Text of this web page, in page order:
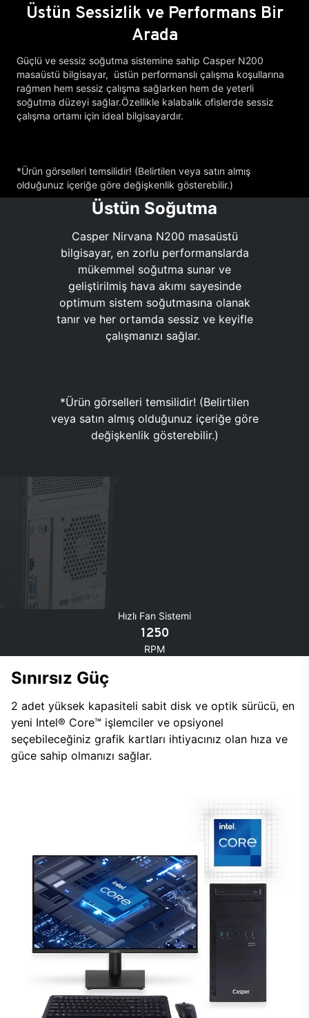
Üstün Sessizlik ve Performans Bir
Arada
Güçlü ve sessiz soğutma sistemine sahip Casper N200
masaüstü bilgisayar, üstün performanslı çalışma koşullarına
rağmen hem sessiz çalışma sağlarken hem de yeterli
soğutma düzeyi sağlar.Özellikle kalabalık ofislerde sessiz
çalışma ortamı için ideal bilgisayardır.
*Ürün görselleri temsilidir! (Belirtilen veya satın almış
olduğunuz içeriğe göre değişkenlik gösterebilir.)
Üstün Soğutma
Casper Nirvana N200 masaüstü
bilgisayar, en zorlu performanslarda
mükemmel soğutma sunar ve
geliştirilmiş hava akımı sayesinde
optimum sistem soğutmasına olanak
tanır ve her ortamda sessiz ve keyifle
çalışmanızı sağlar.
*Ürün görselleri temsilidir! (Belirtilen
veya satın almış olduğunuz içeriğe göre
değişkenlik gösterebilir.)
Hızlı Fan Sistemi
1250
RPM
Sınırsız Güç
2 adet yüksek kapasiteli sabit disk ve optik sürücü, en
yeni Intel® Core™ işlemciler ve opsiyonel
seçebileceğiniz grafik kartları ihtiyacınız olan hıza ve
güce sahip olmanızı sağlar.